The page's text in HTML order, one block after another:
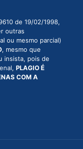
de 19/02/1998,
outras
ou mesmo parcial)
, mesmo que
insista, pois de
PLAGIO É
COM A